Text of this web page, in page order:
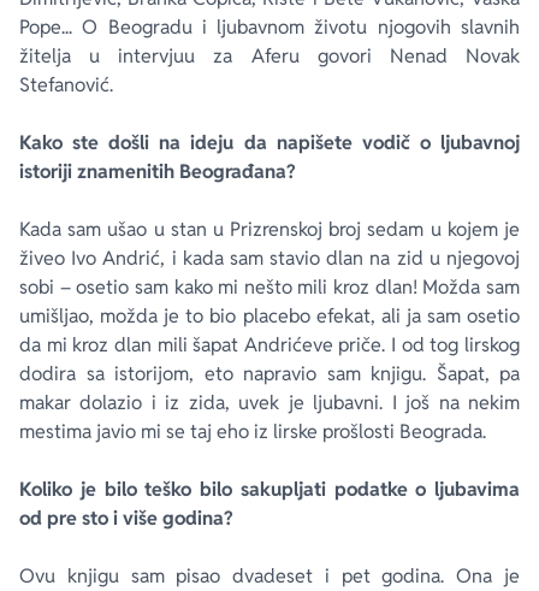
Pope... O Beogradu i ljubavnom životu njogovih slavnih
žitelja u intervjuu za Aferu govori Nenad Novak
Stefanović.
Kako ste došli na ideju da napišete vodič o ljubavnoj
istoriji znamenitih Beograđana?
Kada sam ušao u stan u Prizrenskoj broj sedam u kojem je
živeo Ivo Andrić, i kada sam stavio dlan na zid u njegovoj
sobi – osetio sam kako mi nešto mili kroz dlan! Možda sam
umišljao, možda je to bio placebo efekat, ali ja sam osetio
da mi kroz dlan mili šapat Andrićeve priče. I od tog lirskog
dodira sa istorijom, eto napravio sam knjigu. Šapat, pa
makar dolazio i iz zida, uvek je ljubavni. I još na nekim
mestima javio mi se taj eho iz lirske prošlosti Beograda.
Koliko je bilo teško bilo sakupljati podatke o ljubavima
od pre sto i više godina?
Ovu knjigu sam pisao dvadeset i pet godina. Ona je